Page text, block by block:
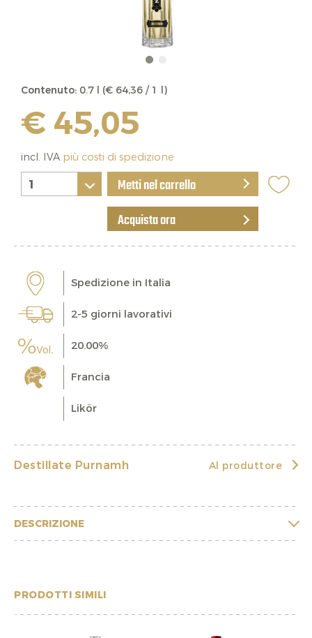
Contenuto: 0.7 l (€ 64,36 / 1 l)
€ 45,05
incl. IVA più costi di spedizione
Metti nel carrello
Acquista ora
Spedizione in Italia
2-5 giorni lavorativi
20.00%
Francia
Likör
Destillate Purnamh Al produttore
DESCRIZIONE
PRODOTTI SIMILI